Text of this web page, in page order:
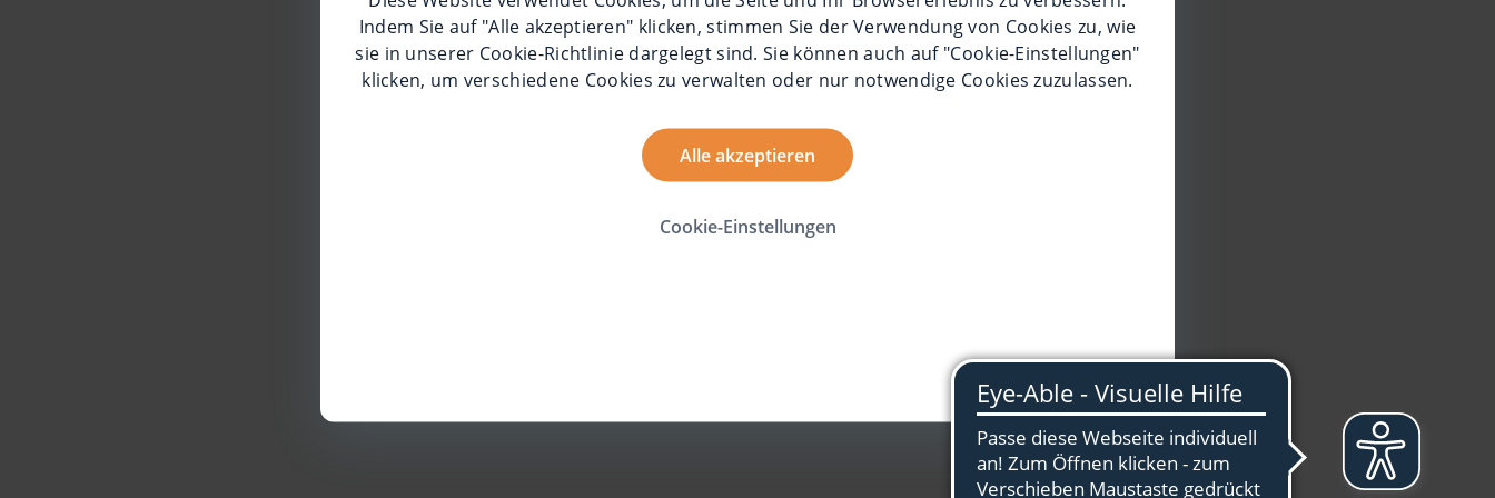
Indem Sie auf "Alle akzeptieren" klicken, stimmen Sie der Verwendung von Cookies zu, wie
sie in unserer Cookie-Richtliniedargelegt sind. Sie können auch auf "Cookie-Einstellungen"
klicken, um verschiedene Cookies zu verwalten oder nur notwendige Cookies zuzulassen.
Alle akzeptieren
Cookie-Einstellungen